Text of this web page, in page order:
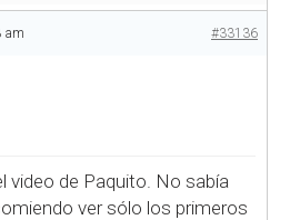
am #33136
video de Paquito. No sabía
ver sólo los primeros